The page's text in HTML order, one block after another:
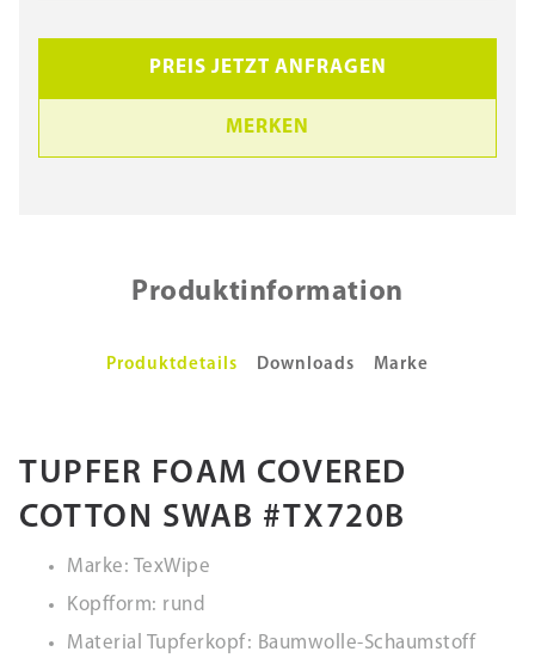
PREIS JETZT ANFRAGEN
MERKEN
Produktinformation
Produktdetails Downloads Marke
TUPFER FOAM COVERED
COTTON SWAB #TX720B
Marke: TexWipe
Kopfform: rund
Material Tupferkopf: Baumwolle-Schaumstoff